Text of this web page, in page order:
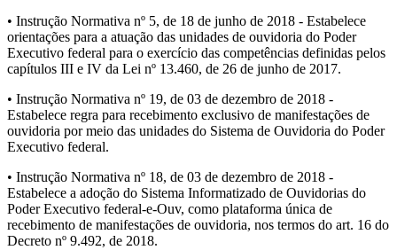
• Instrução Normativa nº 5, de 18 de junho de 2018 - Estabelece
orientações para a atuação das unidades de ouvidoria do Poder
Executivo federal para o exercício das competências definidas pelos
capítulos III e IV da Lei nº 13.460, de 26 de junho de 2017.
• Instrução Normativa nº 19, de 03 de dezembro de 2018 -
Estabelece regra para recebimento exclusivo de manifestações de
ouvidoria por meio das unidades do Sistema de Ouvidoria do Poder
Executivo federal.
• Instrução Normativa nº 18, de 03 de dezembro de 2018 -
Estabelece a adoção do Sistema Informatizado de Ouvidorias do
Poder Executivo federal-e-Ouv, como plataforma única de
recebimento de manifestações de ouvidoria, nos termos do art. 16 do
Decreto nº 9.492, de 2018.